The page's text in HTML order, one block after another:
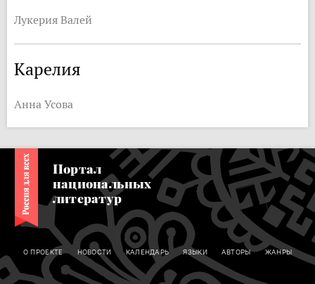
Лукерия Валей
Карелия
Анна Усова
Портал
национальных
литератур
О ПРОЕКТЕ НОВОСТИ КАЛЕНДАРЬ ЯЗЫКИ АВТОРЫ ЖАНРЫ